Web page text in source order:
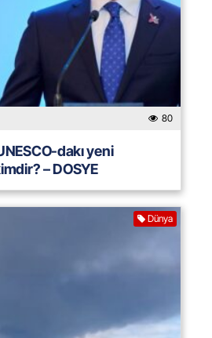
80
dakı yeni
– DOSYE
Dünya